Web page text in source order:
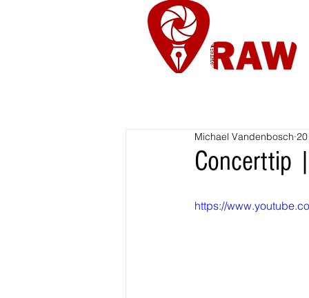
Concerttip
Michael Vandenbosch
https://